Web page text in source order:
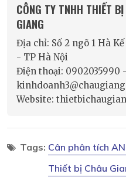
CÔNG TY TNHH THIẾT
GIANG
Địa chỉ: Số 2 ngõ 1 Hà
- TP Hà Nội
Điện thoại: 0902035990
Website:
Tags: Cân phân tích
Thiết bị Châu